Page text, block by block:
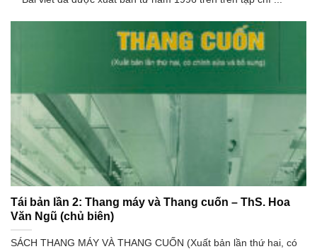
Tái bản lần 2: Thang máy và Thang cuốn – ThS. Hoa
Văn Ngũ (chủ biên)
SÁCH THANG MÁY VÀ THANG CUỐN (Xuất bản lần thứ hai, có